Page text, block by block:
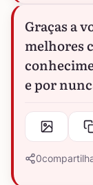
Graças a
melhores
e por
0